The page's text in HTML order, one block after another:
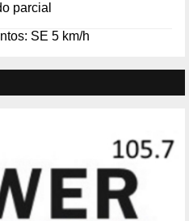
parcial
SE 5 km/h